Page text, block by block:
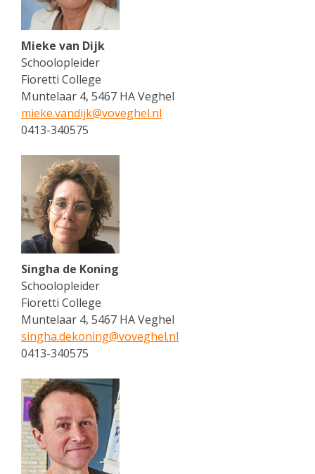
Mieke van Dijk
Schoolopleider
Fioretti College
Muntelaar 4, 5467 HA Veghel
mieke.vandijk@voveghel.nl
0413-340575
Singha de Koning
Schoolopleider
Fioretti College
Muntelaar 4, 5467 HA Veghel
singha.dekoning@voveghel.nl
0413-340575